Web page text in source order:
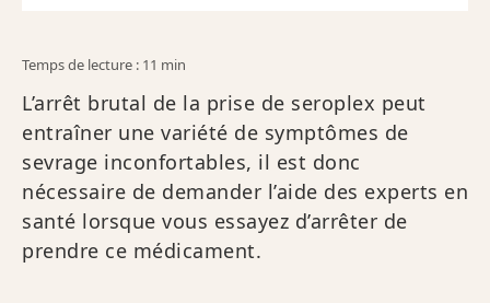
Temps de lecture : 11 min
L’arrêt brutal de la prise de seroplex peut
entraîner une variété de symptômes de
sevrage inconfortables, il est donc
nécessaire de demander l’aide des experts en
santé lorsque vous essayez d’arrêter de
prendre ce médicament.